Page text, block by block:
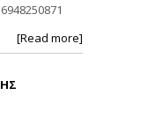
[Read more]